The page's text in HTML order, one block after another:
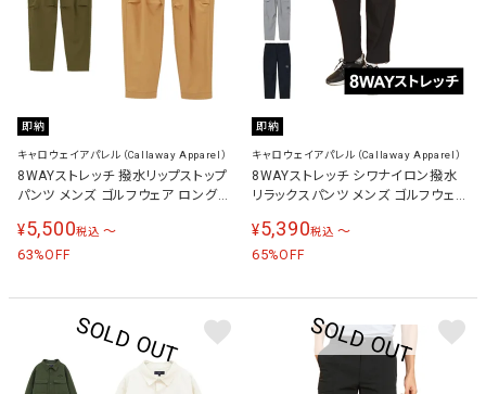
即納
キャロウェイアパレル（Callaway Apparel）
8WAYストレッチ 撥水リップストップ
パンツ メンズ ゴルフウェア ロングパ
¥5,500税込 〜
63%OFF
即納
キャロウェイアパレル（Callaway Apparel）
8WAYストレッチ シワナイロン撥水
リラックスパンツ メンズ ゴルフウェア
¥5,390税込 〜
65%OFF